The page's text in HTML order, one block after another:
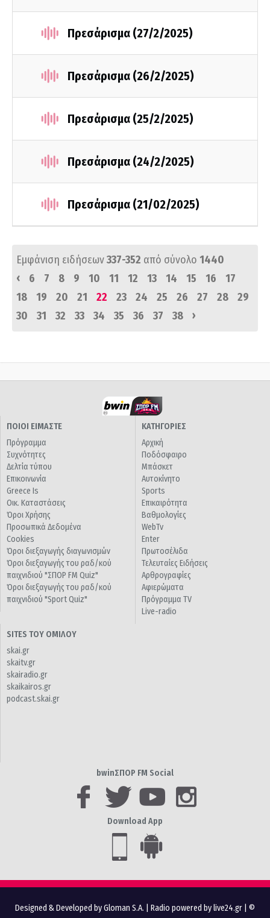
Πρεσάρισμα (27/2/2025)
Πρεσάρισμα (26/2/2025)
Πρεσάρισμα (25/2/2025)
Πρεσάρισμα (24/2/2025)
Πρεσάρισμα (21/02/2025)
Εμφάνιση ειδήσεων337-352 από σύνολο 1440
‹
6 7 8 9 10 11 12 13 14 15 16
17
18
19 20 21 22 23 24 25 26 27 28
29
30
31 32 33 34 35 36 37 38 ›
ΠΟΙΟΙ ΕΙΜΑΣΤΕ
Πρόγραμμα
Συχνότητες
Δελτία τύπου
Επικοινωνία
Greece Is
Οικ. Καταστάσεις
Όροι Χρήσης
Προσωπικά Δεδομένα
Cookies
Όροι διεξαγωγής διαγωνισμών
Όροι διεξαγωγής του ραδ/κού
παιχνιδιού "ΣΠΟΡ FM Quiz"
Όροι διεξαγωγής του ραδ/κού
παιχνιδιού "Sport Quiz"
ΚΑΤΗΓΟΡΙΕΣ
Αρχική
Ποδόσφαιρο
Μπάσκετ
Αυτοκίνητο
Sports
Επικαιρότητα
Βαθμολογίες
WebTv
Enter
Πρωτοσέλιδα
Τελευταίες Ειδήσεις
Αρθρογραφίες
Αφιερώματα
Πρόγραμμα TV
Live-radio
SITES ΤΟΥ ΟΜΙΛΟΥ
skai.gr
skaitv.gr
skairadio.gr
skaikairos.gr
podcast.skai.gr
bwinΣΠΟΡ FM Social
Download App
Designed & Developed by Gloman S.A. Radio powered by live24.gr | ©